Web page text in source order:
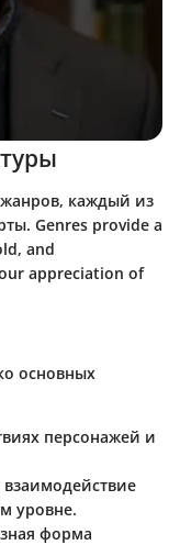
жанров, каждый из
Genres provide a
and
appreciation of
основных
персонажей и
уровне.
форма